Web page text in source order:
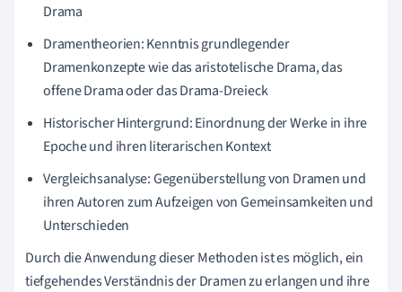
Drama
Dramentheorien: Kenntnis grundlegender
Dramenkonzepte wie das aristotelische Drama, das
offene Drama oder das Drama-Dreieck
Historischer Hintergrund: Einordnung der Werke in ihre
Epoche und ihren literarischen Kontext
Vergleichsanalyse: Gegenüberstellung von Dramen und
ihren Autoren zum Aufzeigen von Gemeinsamkeiten und
Unterschieden
Durch die Anwendung dieser Methoden ist es möglich, ein
tiefgehendes Verständnis der Dramen zu erlangen und ihre